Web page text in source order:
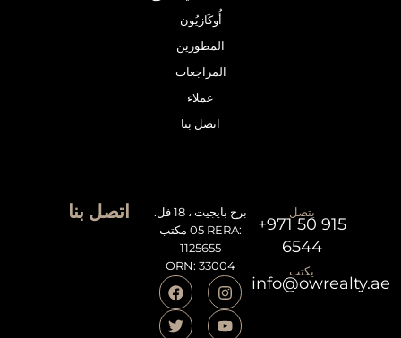
أُوكَازيُون
المطورين
المراجعات
عملاء
اتصل بنا
اتصل بنا
برج بايجيت ، 18 فل.
05 مكتب RERA:
1125655
ORN: 33004
يتصل
+971 50 915
6544
يكتب
info@owrealty.ae